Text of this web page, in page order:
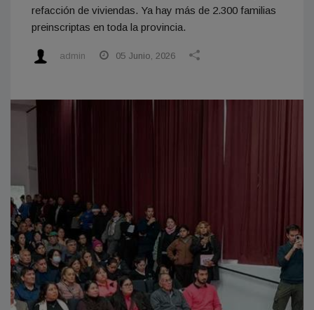
refacción de viviendas. Ya hay más de 2.300 familias
preinscriptas en toda la provincia.
admin 05 Junio, 2026